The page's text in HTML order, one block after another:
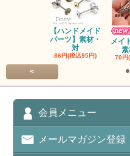
【ハンドメイド
パーツ】素材・
対
86円(税込95円)
メイ
70円
<
会員メニュー
メールマガジン登録